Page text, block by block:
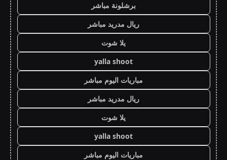
برشلونة مباشر
ريال مدريد مباشر
يلا شوت
yalla shoot
مباريات اليوم مباشر
ريال مدريد مباشر
يلا شوت
yalla shoot
مباريات اليوم مباشر